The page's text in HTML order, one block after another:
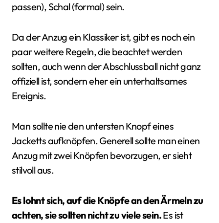
passen), Schal (formal) sein.
Da der Anzug ein Klassiker ist, gibt es noch ein
paar weitere Regeln, die beachtet werden
sollten, auch wenn der Abschlussball nicht ganz
offiziell ist, sondern eher ein unterhaltsames
Ereignis.
Man sollte nie den untersten Knopf eines
Jacketts aufknöpfen. Generell sollte man einen
Anzug mit zwei Knöpfen bevorzugen, er sieht
stilvoll aus.
Es lohnt sich, auf die Knöpfe an den Ärmeln zu
achten, sie sollten nicht zu viele sein.Es ist